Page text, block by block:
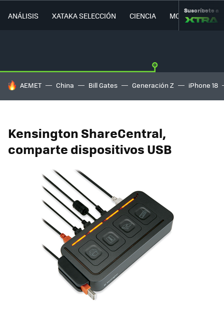
ANÁLISIS XATAKA SELECCIÓN CIENCIA MOVILIDAD
Suscríbete a
HOY SE HABLA DE
AEMET China Bill Gates Generación Z iPhone 18
Kensington ShareCentral,
comparte dispositivos USB